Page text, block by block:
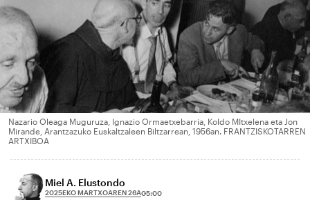
Nazario Oleaga Muguruza, Ignazio Ormaetxebarria, Koldo MItxelena eta Jon
Mirande, Arantzazuko Euskaltzaleen Biltzarrean, 1956an. FRANTZISKOTARREN
ARTXIBOA
Miel A. Elustondo
2025EKO MARTXOAREN 26A05:00